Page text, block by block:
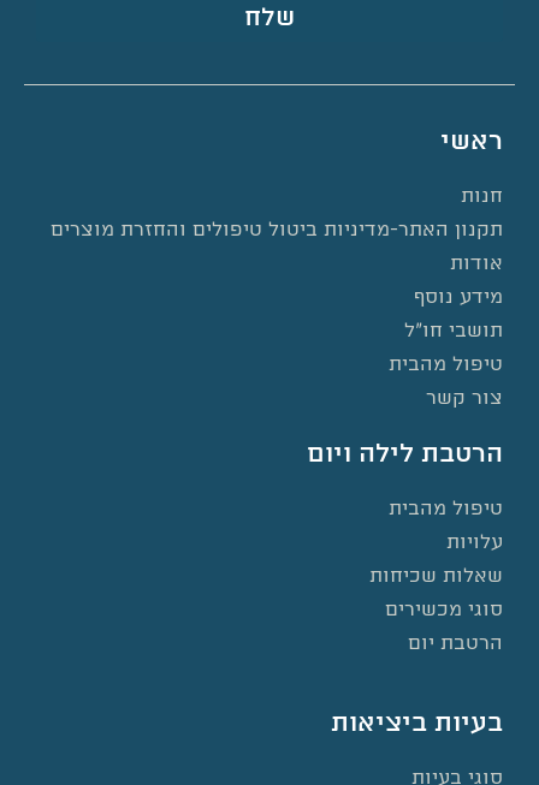
שלח
ראשי
חנות
תקנון האתר-מדיניות ביטול טיפולים והחזרת מוצרים
אודות
מידע נוסף
תושבי חו”ל
טיפול מהבית
צור קשר
הרטבת לילה ויום
טיפול מהבית
עלויות
שאלות שכיחות
סוגי מכשירים
הרטבת יום
בעיות ביציאות
סוגי בעיות